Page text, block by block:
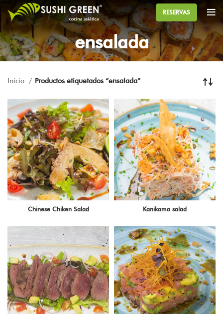
RESERVAS
ensalada
Inicio Productos etiquetados “ensalada”
Chinese Chiken Salad Kanikama salad